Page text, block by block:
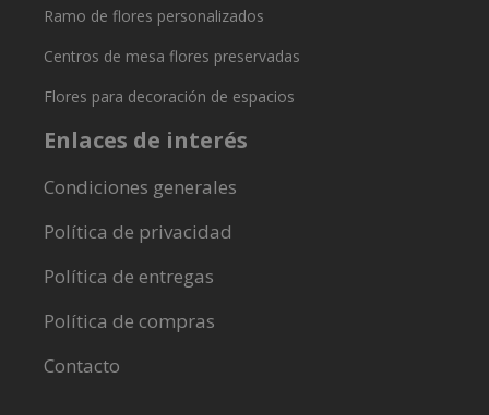
Ramo de flores personalizados
Centros de mesa flores preservadas
Flores para decoración de espacios
Enlaces de interés
Condiciones generales
Política de privacidad
Política de entregas
Política de compras
Contacto